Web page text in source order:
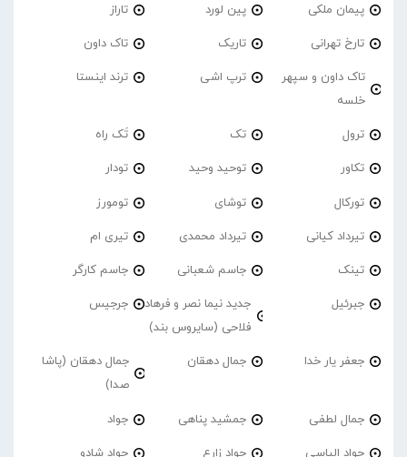
پیمان ملکی پین لورد تاراز
تارخ تهرانی تاریک تاک داون
تاک داون و سپهر
خلسه
ترپ اشی ترند اینستا
ترول تک تَک راه
تکاور توحید وحید تودار
تورکال توشای تومورز
تیرداد کیانی تیرداد محمدی تیری ام
تینک جاسم شعبانی جاسم کارگر
جبرئیل
جدید نیما نصر و فرهاد
فلاحی (سایروس بند)
جرجیس
جعفر یار خدا جمال دهقان
جمال دهقان (پاشا
صدا)
جمال لطفی جمشید پناهی جواد
جواد الیاسی جواد زارع جواد شادو